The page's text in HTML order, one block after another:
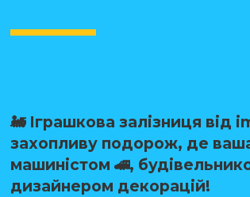
🚂 Іграшкова залізниця від
захопливу подорож, де
машиністом 🚄,
дизайнером декорацій!